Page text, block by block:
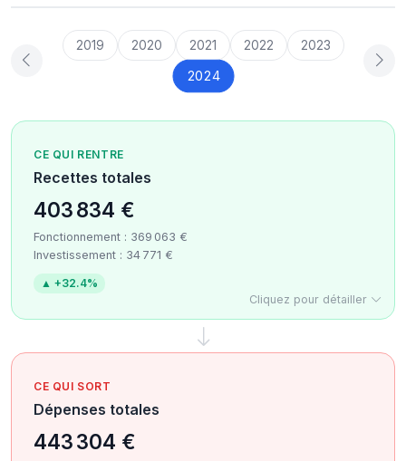
2019 2020 2021 2022 2023
2024
CE QUI RENTRE
Recettes totales
403 834 €
Fonctionnement : 369 063 €
Investissement : 34 771 €
▲ +32.4%
Cliquez pour détailler
CE QUI SORT
Dépenses totales
443 304 €